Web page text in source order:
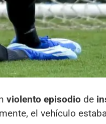
violento episodio de
el vehículo